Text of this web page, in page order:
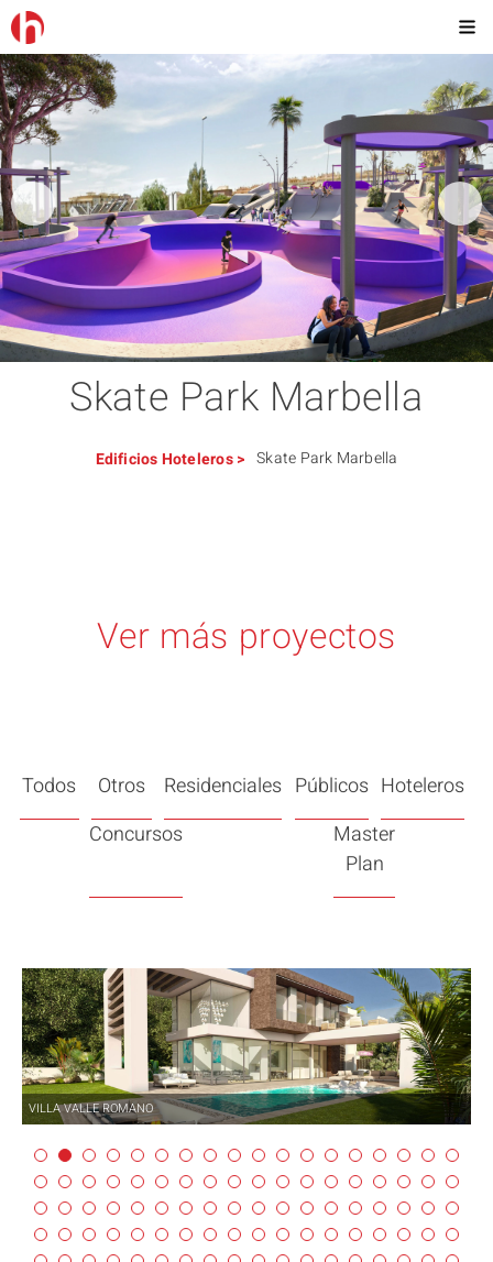
Skate Park Marbella
EdificiosHoteleros> Skate Park Marbella
Ver más proyectos
Todos Otros Residenciales Públicos Hoteleros
Concursos
Master
Plan
VILLA VALLE ROMANO